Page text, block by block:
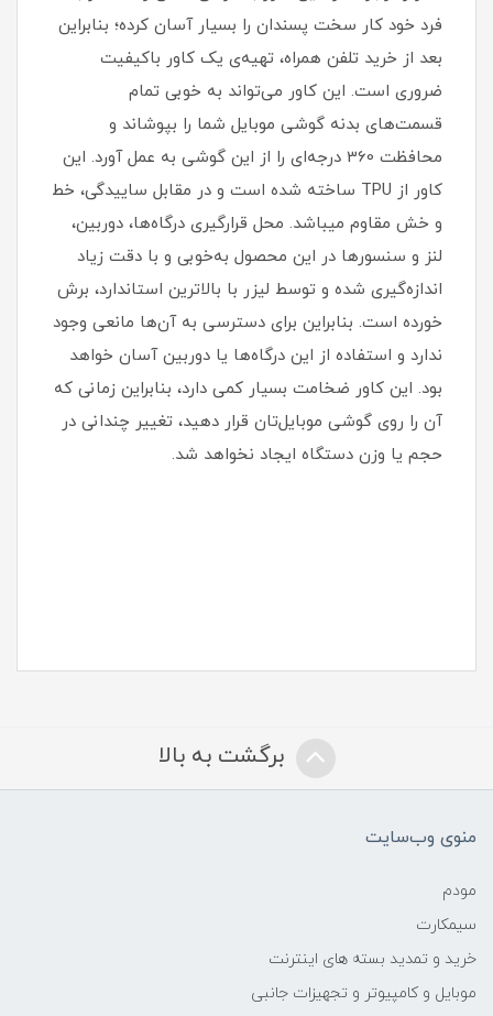
فرد خود کار سخت پسندان را بسیار آسان کرده؛ بنابراین
بعد از خرید تلفن همراه، تهیه‌ی یک کاور با‌کیفیت
ضروری است‏.‏ این کاور می‌تواند به خوبی تمام
قسمت‌های بدنه گوشی موبایل شما را بپوشاند و
محافظت 360 درجه‌ای را از این گوشی به عمل آورد‏.‏ این
کاور از TPU ساخته شده است و در مقابل ساییدگی، خط
و خش مقاوم میباشد.‏ محل قرارگیری درگاه‌ها، دوربین،
لنز و سنسورها در این محصول به‌خوبی و با دقت زیاد
اندازه‌گیری شده و توسط لیزر با بالاترین استاندارد، برش
خورده است‏.‏ بنابراین برای دسترسی به آن‌ها مانعی وجود
ندارد و استفاده از این درگاه‌ها یا دوربین آسان خواهد
بود‏.‏ این کاور ضخامت بسیار کمی دارد، بنابراین زمانی که
آن را روی گوشی موبایل‌تان قرار دهید، تغییر چندانی در
حجم یا وزن دستگاه ایجاد نخواهد شد‏.‏
برگشت به بالا
منوی وب‌سایت
مودم
سیمکارت
خرید و تمدید بسته های اینترنت
موبایل و کامپیوتر و تجهیزات جانبی